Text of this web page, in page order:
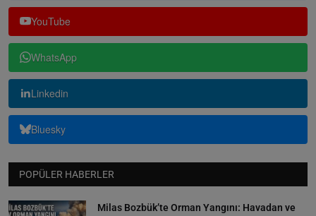
YouTube
WhatsApp
Linkedin
Bluesky
POPÜLER HABERLER
Milas Bozbük’te Orman Yangını: Havadan ve